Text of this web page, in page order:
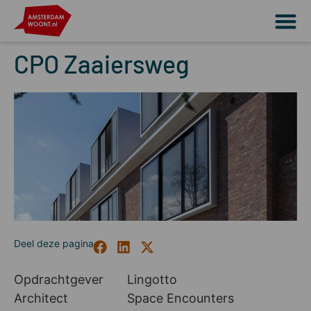
CPO Zaaiersweg
Opdrachtgever
Lingotto
Architect
Space Encounters